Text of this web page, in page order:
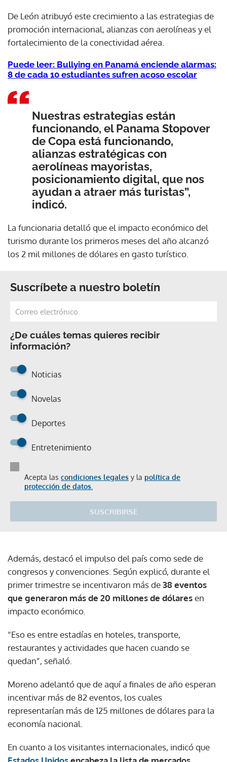
De León atribuyó este crecimiento a las estrategias de
promoción internacional, alianzas con aerolíneas y el
fortalecimiento de la conectividad aérea.
Puede leer: Bullying en Panamá enciende alarmas:
8 de cada 10 estudiantes sufren acoso escolar
Nuestras estrategias están
funcionando, el Panama Stopover
de Copa está funcionando,
alianzas estratégicas con
aerolíneas mayoristas,
posicionamiento digital, que nos
ayudan a atraer más turistas”,
indicó.
La funcionaria detalló que el impacto económico del
turismo durante los primeros meses del año alcanzó
los 2 mil millones de dólares en gasto turístico.
Suscríbete a nuestro boletín
¿De cuáles temas quieres recibir
información?
Noticias
Novelas
Deportes
Entretenimiento
Acepta las condiciones legales y la política de
protección de datos.
SUSCRIBIRSE
Además, destacó el impulso del país como sede de
congresos y convenciones. Según explicó, durante el
primer trimestre se incentivaron más de38 eventos
que generaron más de 20 millones de dólaresen
impacto económico.
“Eso es entre estadías en hoteles, transporte,
restaurantes y actividades que hacen cuando se
quedan”, señaló.
Moreno adelantó que de aquí a finales de año esperan
incentivar más de 82 eventos, los cuales
representarían más de 125 millones de dólares para la
economía nacional.
En cuanto a los visitantes internacionales, indicó que